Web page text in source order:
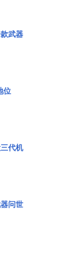
武器
位
代机
问世